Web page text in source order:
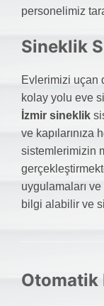
personelimiz
Sineklik
Evlerimizi uçan
kolay yolu eve
İzmir sineklik
ve
sistemlerimizin
uygulamaları
bilgi alabilir ve
Otomatik